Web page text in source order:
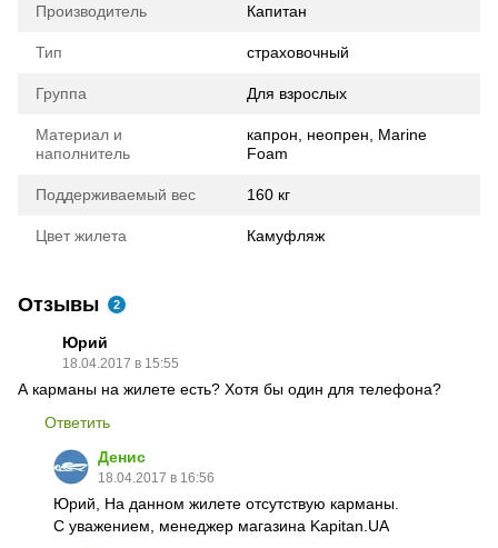
Производитель Капитан
Тип страховочный
Группа Для взрослых
Материал и
наполнитель
капрон, неопрен, Marine
Foam
Поддерживаемый вес 160 кг
Цвет жилета Камуфляж
Отзывы 2
Юрий
18.04.2017 в 15:55
А карманы на жилете есть? Хотя бы один для телефона?
Ответить
Денис
18.04.2017 в 16:56
Юрий, На данном жилете отсутствую карманы.
С уважением, менеджер магазина Kapitan.UA